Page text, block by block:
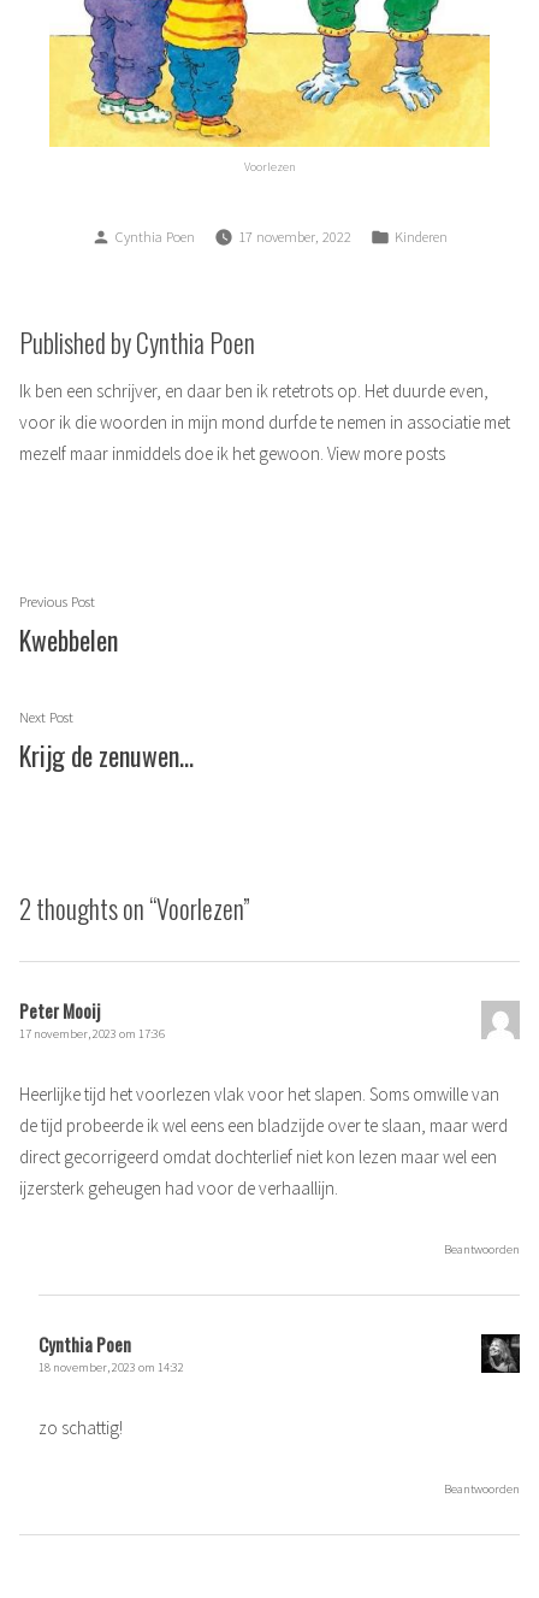
Voorlezen
Posted
Cynthia Poen 17 november, 2022
Posted
Kinderen
Published by Cynthia Poen
Ik ben een schrijver, en daar ben ik retetrots op. Het duurde even,
voor ik die woorden in mijn mond durfde te nemen in associatie met
mezelf maar inmiddels doe ik het gewoon. View more posts
Berichtnavigatie
Previous PostPrevious
post:
Kwebbelen
Next PostNext
post:
Krijg de zenuwen…
2 thoughts on “Voorlezen”
Peter Mooij
17 november, 2023 om 17:36
Heerlijke tijd het voorlezen vlak voor het slapen. Soms omwille van
de tijd probeerde ik wel eens een bladzijde over te slaan, maar werd
direct gecorrigeerd omdat dochterlief niet kon lezen maar wel een
ijzersterk geheugen had voor de verhaallijn.
Beantwoorden
Cynthia Poen
18 november, 2023 om 14:32
zo schattig!
Beantwoorden